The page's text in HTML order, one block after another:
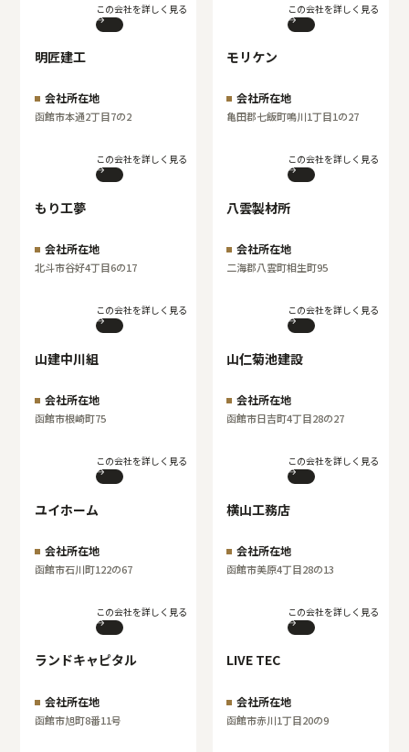
この会社を詳しく見る この会社を詳しく見る
明匠建工
会社所在地
函館市本通2丁目7の2
この会社を詳しく見る
モリケン
会社所在地
亀田郡七飯町鳴川1丁目1の27
この会社を詳しく見る
もり工夢
会社所在地
北斗市谷好4丁目6の17
この会社を詳しく見る
八雲製材所
会社所在地
二海郡八雲町相生町95
この会社を詳しく見る
山建中川組
会社所在地
函館市根崎町75
この会社を詳しく見る
山仁菊池建設
会社所在地
函館市日吉町4丁目28の27
この会社を詳しく見る
ユイホーム
会社所在地
函館市石川町122の67
この会社を詳しく見る
横山工務店
会社所在地
函館市美原4丁目28の13
この会社を詳しく見る
ランドキャピタル
会社所在地
函館市旭町8番11号
LIVE TEC
会社所在地
函館市赤川1丁目20の9